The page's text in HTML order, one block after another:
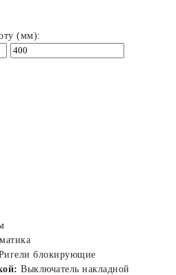
(мм):
блокирующие
Выключатель накладной